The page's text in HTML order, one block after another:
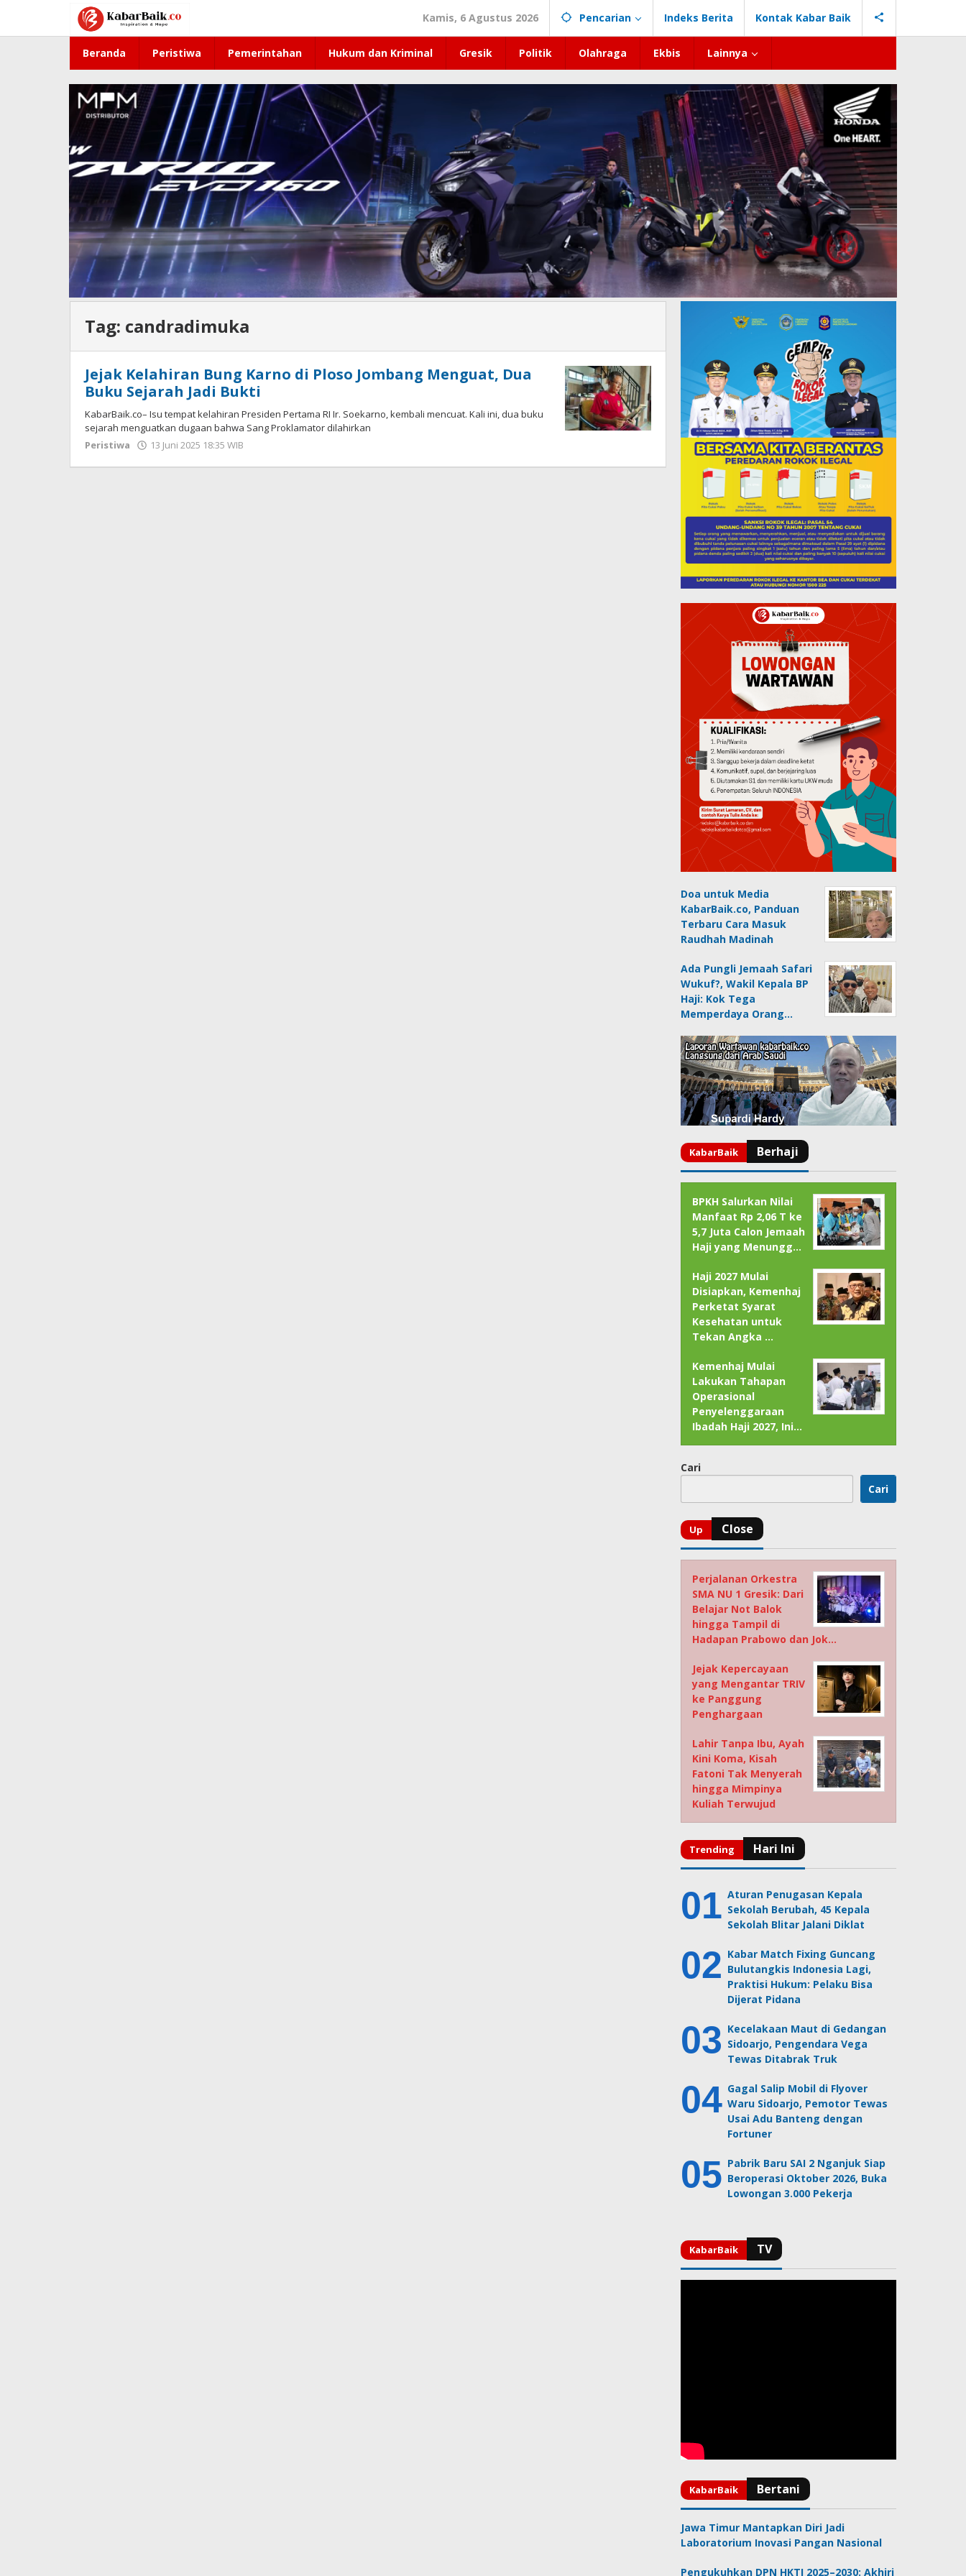
konten
Kamis, 6 Agustus 2026 Pencarian Indeks Berita Kontak Kabar Baik
Beranda Peristiwa Pemerintahan Hukum dan Kriminal Gresik Politik Olahraga Ekbis Lainnya
Tag: candradimuka
Jejak Kelahiran Bung Karno di Ploso Jombang Menguat, Dua
Buku Sejarah Jadi Bukti
KabarBaik.co– Isu tempat kelahiran Presiden Pertama RI Ir. Soekarno, kembali mencuat. Kali ini, dua buku
sejarah menguatkan dugaan bahwa Sang Proklamator dilahirkan
Peristiwa
13 Juni 2025 18:35 WIB
Doa untuk Media
KabarBaik.co, Panduan
Terbaru Cara Masuk
Raudhah Madinah
Ada Pungli Jemaah Safari
Wukuf?, Wakil Kepala BP
Haji: Kok Tega
Memperdaya Orang…
BPKH Salurkan Nilai
Manfaat Rp 2,06 T ke
5,7 Juta Calon Jemaah
Haji yang Menungg…
Haji 2027 Mulai
Disiapkan, Kemenhaj
Perketat Syarat
Kesehatan untuk
Tekan Angka …
Kemenhaj Mulai
Lakukan Tahapan
Operasional
Penyelenggaraan
Ibadah Haji 2027, Ini…
Cari
Cari
Perjalanan Orkestra
SMA NU 1 Gresik: Dari
Belajar Not Balok
hingga Tampil di
Hadapan Prabowo dan Jok…
Jejak Kepercayaan
yang Mengantar TRIV
ke Panggung
Penghargaan
Lahir Tanpa Ibu, Ayah
Kini Koma, Kisah
Fatoni Tak Menyerah
hingga Mimpinya
Kuliah Terwujud
Aturan Penugasan Kepala
Sekolah Berubah, 45 Kepala
Sekolah Blitar Jalani Diklat
Kabar Match Fixing Guncang
Bulutangkis Indonesia Lagi,
Praktisi Hukum: Pelaku Bisa
Dijerat Pidana
Kecelakaan Maut di Gedangan
Sidoarjo, Pengendara Vega
Tewas Ditabrak Truk
Gagal Salip Mobil di Flyover
Waru Sidoarjo, Pemotor Tewas
Usai Adu Banteng dengan
Fortuner
Pabrik Baru SAI 2 Nganjuk Siap
Beroperasi Oktober 2026, Buka
Lowongan 3.000 Pekerja
Jawa Timur Mantapkan Diri Jadi
Laboratorium Inovasi Pangan Nasional
Pengukuhkan DPN HKTI 2025–2030: Akhiri